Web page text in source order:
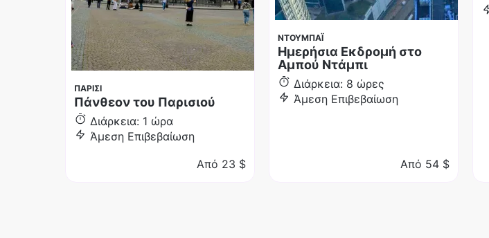
ΠΑΡΙΣΙ
Πάνθεον του Παρισιού
Διάρκεια: 1 ώρα
Άμεση Επιβεβαίωση
Από 23 $
ΝΤΟΥΜΠΑΪ
Ημερήσια Εκδρομή στο
Αμπού Ντάμπι
Διάρκεια: 8 ώρες
Άμεση Επιβεβαίωση
Από 54 $